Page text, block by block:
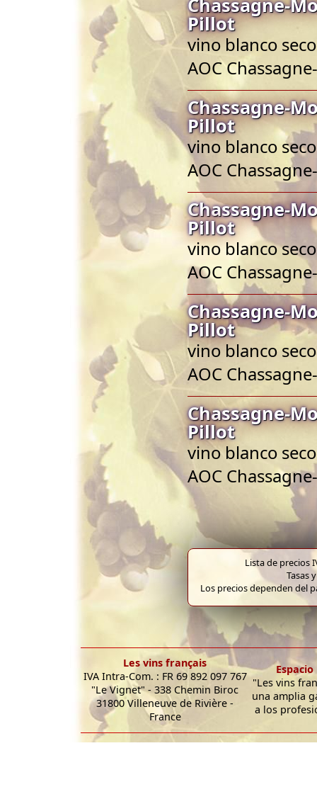
Chassagne-
Pillot
vino blanco
AOC
Chassagne-
Pillot
vino blanco
AOC
Chassagne-
Pillot
vino blanco
AOC
Chassagne-
Pillot
vino blanco
AOC
Chassagne-
Pillot
vino blanco
AOC
Lista de precios
Tasas
Los precios dependen del
Les vins français
IVA Intra-Com. : FR 69 892 097 767
"Le Vignet" - 338 Chemin Biroc
31800 Villeneuve de Rivière -
France
"Les vins
una amplia
a los